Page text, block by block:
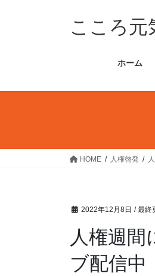
ス
ン
こころ元
ホーム
HOME 人権啓発
2022年12月8日 / 最終
人権週間
ブ配信中